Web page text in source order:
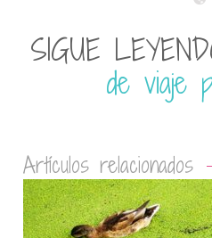
SIGUE
de viaje
Artículos relacionados